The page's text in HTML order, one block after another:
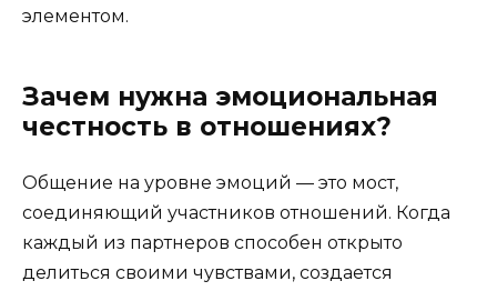
элементом.
Зачем нужна эмоциональная
честность в отношениях?
Общение на уровне эмоций — это мост,
соединяющий участников отношений. Когда
каждый из партнеров способен открыто
делиться своими чувствами, создается